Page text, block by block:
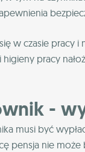
w czasie pracy
pracy
-
musi być
pensja nie